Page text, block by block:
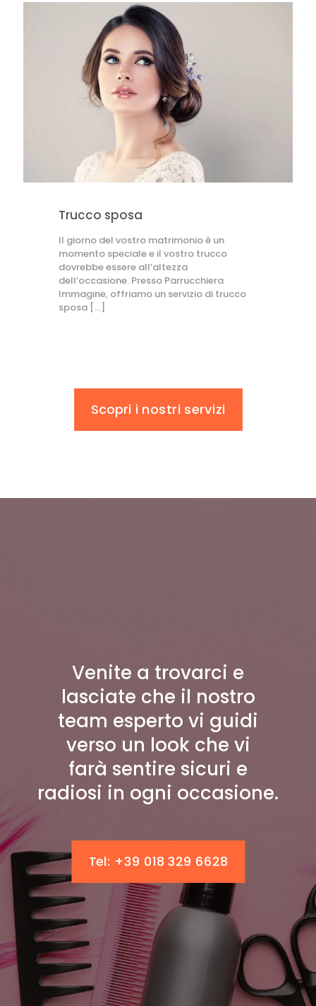
Trucco sposa
Il giorno del vostro matrimonio è un
momento speciale e il vostro trucco
dovrebbe essere all’altezza
dell’occasione. Presso Parrucchiera
Immagine, offriamo un servizio di trucco
sposa […]
Scopri i nostri servizi
Venite a trovarci e
lasciate che il nostro
team esperto vi guidi
verso un look che vi
farà sentire sicuri e
radiosi in ogni occasione.
Tel: +39 018 329 6628